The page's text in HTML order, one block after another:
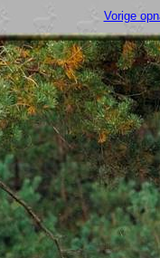
Vorige